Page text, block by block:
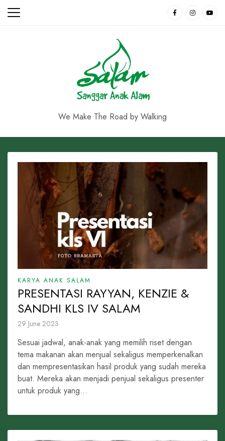
Skip
We Make The Road by Walking
KARYA ANAK SALAM
PRESENTASI RAYYAN, KENZIE &
SANDHI KLS IV SALAM
29 June 2023
Sesuai jadwal, anak-anak yang memilih riset dengan
tema makanan akan menjual sekaligus memperkenalkan
dan mempresentasikan hasil produk yang sudah mereka
buat. Mereka akan menjadi penjual sekaligus presenter
untuk produk yang...